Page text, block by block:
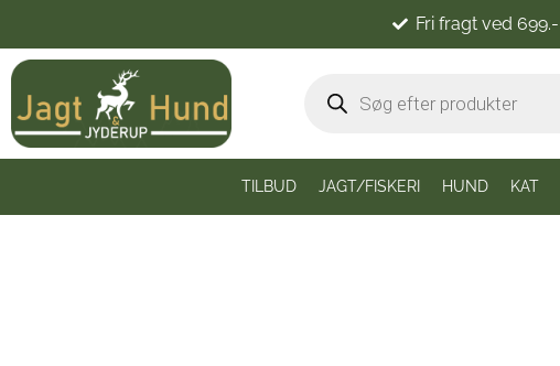
Fri fragt ved 699.-
TILBUD JAGT/FISKERI HUND KAT